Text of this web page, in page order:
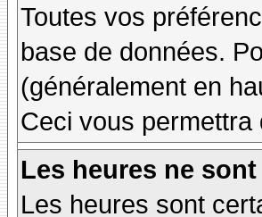
Toutes vos
base de données.
(généralement en
Ceci vous
Les heures ne
Les heures sont